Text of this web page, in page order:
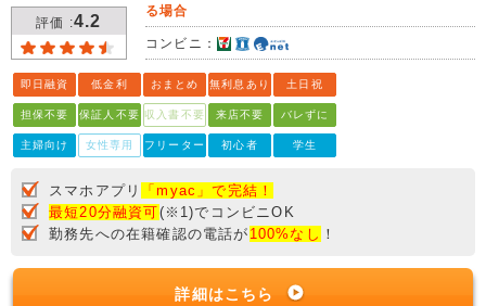
評価 :4.2
る場合
コンビニ：
即日融資 低金利 おまとめ 無利息あり 土日祝
担保不要 保証人不要 収入書不要 来店不要 バレずに
主婦向け 女性専用 フリーター 初心者 学生
スマホアプリ
「myac」で完結！
最短20分融資可(※1)でコンビニOK
勤務先への在籍確認の電話が 100%なし ！
詳細はこちら